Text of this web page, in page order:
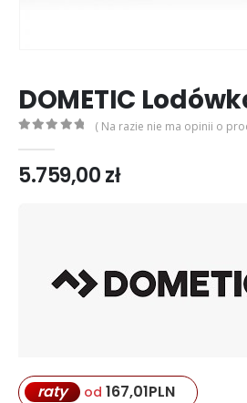
DOMETIC
( Na razie nie ma opinii o
5.759,00zł
raty od 167,01PLN